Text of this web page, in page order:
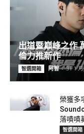
出道暨巔峰之作
倫力推新作
智選開箱 阿智 - 31 1
榮獲多
落嘖嘖
智選開箱